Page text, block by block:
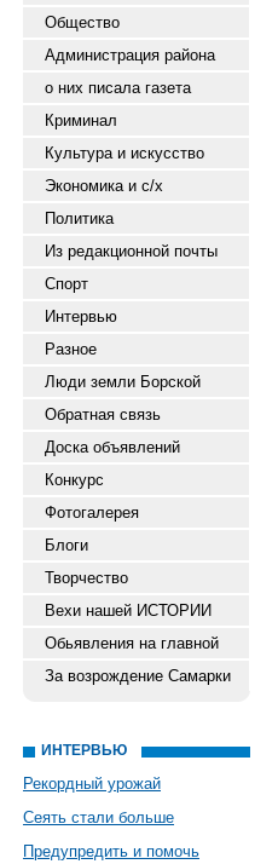
Общество
Администрация района
о них писала газета
Криминал
Культура и искусство
Экономика и с/х
Политика
Из редакционной почты
Спорт
Интервью
Разное
Люди земли Борской
Обратная связь
Доска объявлений
Конкурс
Фотогалерея
Блоги
Творчество
Вехи нашей ИСТОРИИ
Обьявления на главной
За возрождение Самарки
ИНТЕРВЬЮ
Рекордный урожай
Сеять стали больше
Предупредить и помочь